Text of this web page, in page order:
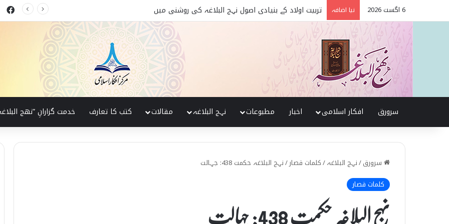
6 اگست 2026 نیا اضافہ تربیت اولاد کے بنیادی اصول نہج البلاغہ کی روشنی میں
سرورق افکار اسلامی اخبار مطبوعات نہج البلاغہ مقالات کتب کا تعارف خدمت گزارانِ ”نھج
سرورق/نہج البلاغہ/کلمات قصار/نہج البلاغہ حکمت 438: جہالت
کلمات قصار